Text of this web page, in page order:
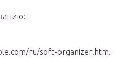
ru/soft-organizer.htm.